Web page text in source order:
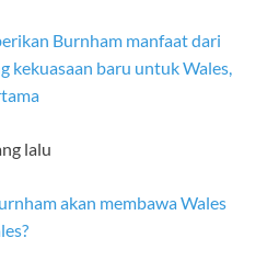
Burnham manfaat dari
kekuasaan baru untuk Wales,
lalu
akan membawa Wales